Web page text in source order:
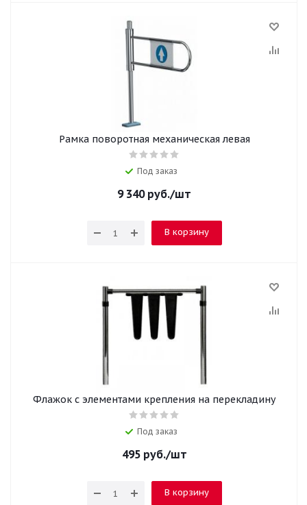
Рамка поворотная механическая левая
Под заказ
9 340руб./шт
В корзину
Флажок с элементами крепления на перекладину
Под заказ
495руб./шт
В корзину